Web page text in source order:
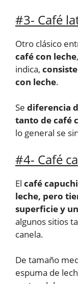
#3- Café
Otro clásico
café con leche
indica,
con leche.
Se diferencia
tanto de café
lo general se
#4- Café
El café
leche, pero
superficie y
algunos sitios
canela.
De tamaño
espuma de